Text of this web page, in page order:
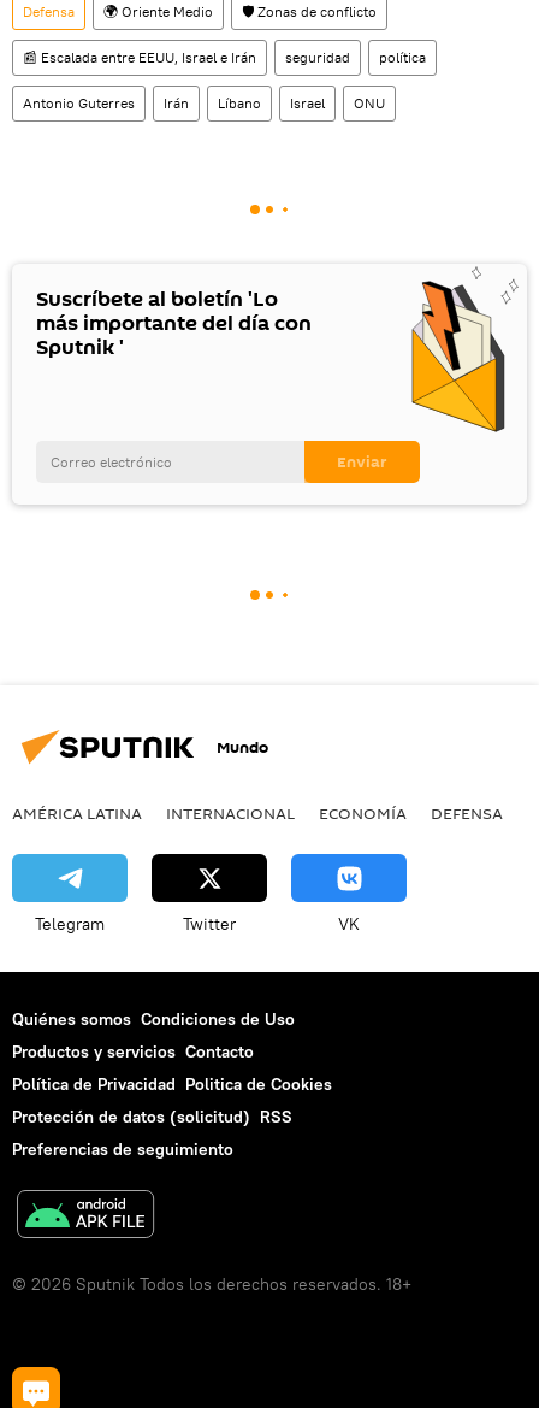
Defensa 🌍 Oriente Medio 🛡️ Zonas de conflicto
📰 Escalada entre EEUU, Israel e Irán seguridad política
Antonio Guterres Irán Líbano Israel ONU
Suscríbete al boletín 'Lo
más importante del día con
Sputnik '
Mundo
AMÉRICA LATINA INTERNACIONAL ECONOMÍA DEFENSA
Telegram Twitter VK
Quiénes somos Condiciones de Uso
Productos y servicios Contacto
Política de Privacidad Politica de Cookies
Protección de datos (solicitud) RSS
Preferencias de seguimiento
© 2026 Sputnik Todos los derechos reservados. 18+